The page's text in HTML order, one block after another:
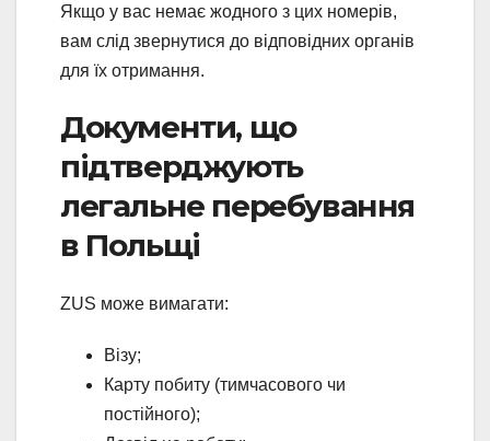
Якщо у вас немає жодного з цих номерів,
вам слід звернутися до відповідних органів
для їх отримання.
Документи, що
підтверджують
легальне перебування
в Польщі
ZUS може вимагати:
Візу;
Карту побиту (тимчасового чи
постійного);